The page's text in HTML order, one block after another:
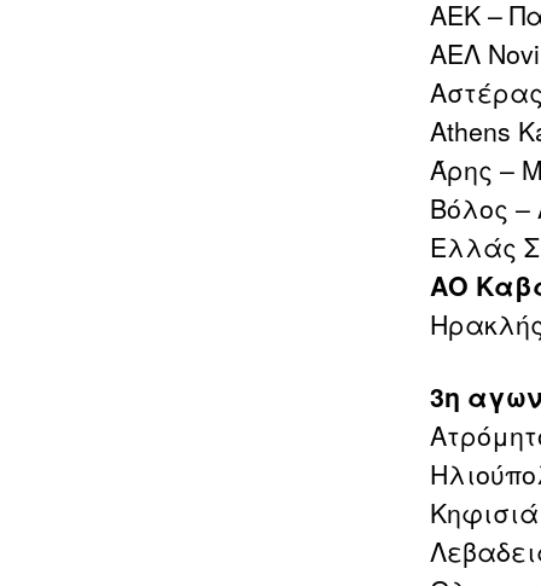
ΑΕΚ –
ΑΕΛ
Athens
Άρης –
Βόλος –
Ελλάς
ΑΟ
3η